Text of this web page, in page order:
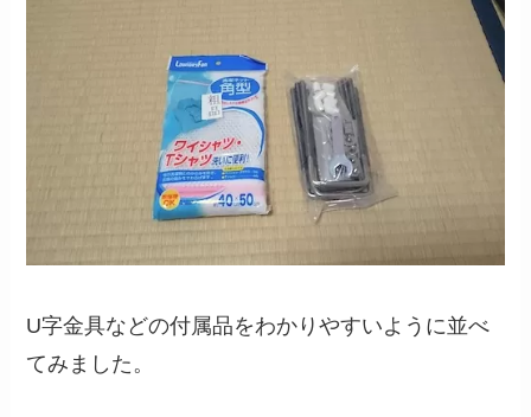
U字金具などの付属品をわかりやすいように並べ
てみました。